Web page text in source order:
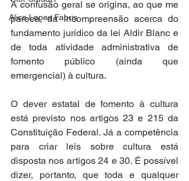
Alice Lopes Fabris
A confusão geral se origina, ao que me
parece, da incompreensão acerca do
fundamento jurídico da lei Aldir Blanc e
de toda atividade administrativa de
fomento público (ainda que
emergencial) à cultura.
O dever estatal de fomento à cultura
está previsto nos artigos 23 e 215 da
Constituição Federal. Já a competência
para criar leis sobre cultura está
disposta nos artigos 24 e 30. É possível
dizer, portanto, que toda e qualquer